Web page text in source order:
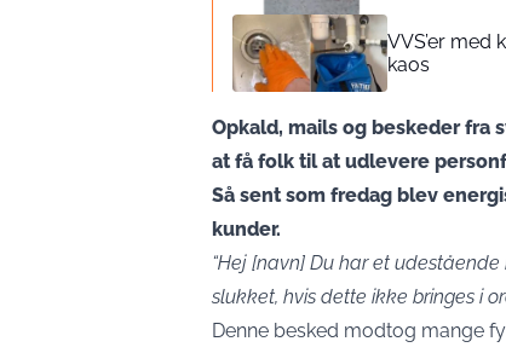
VVS’er
kaos
Opkald, mails og beskeder fra
at få folk til at udlevere
Så sent som fredag blev
kunder.
“Hej [navn] Du har et
slukket, hvis dette ikke bringes i
Denne besked modtog mange